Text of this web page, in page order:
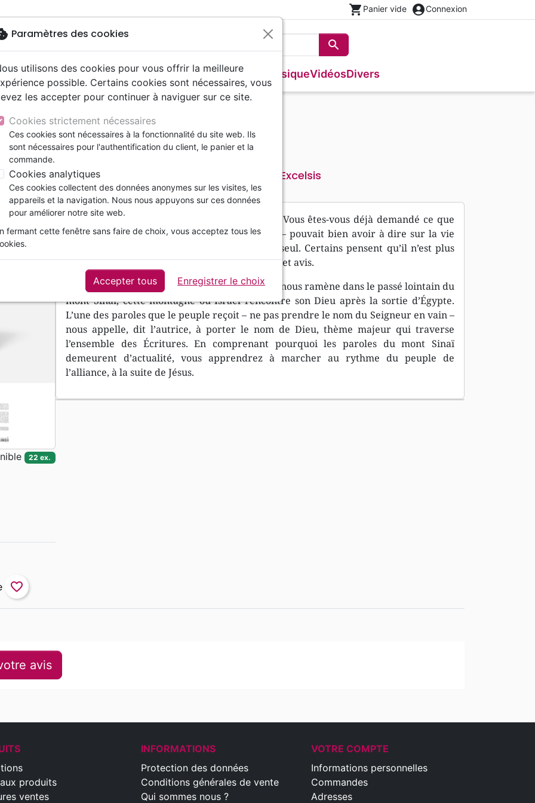
shopping_cart Panier vide account_circleConnexion
search
Rechercher
NouveautésBibles
Testaments
Etude biblique
Segond 21
Segond
NEG
Livres
Bandes dessinées
Famille, couple
Souffrance, Relation d'aide
Santé
eBooks
Couple
Découverte de la foi
Méditations
Souffrance, Relation d'aide
Psychologie
Jeunesse
ans
Adolescents, jeunes
Bibles jeunesse
Musique
Latino, Folk
Soul
Rap, Hip-hop
Instrumental
Louange, Adoration
Hardrock, Métal
Vidéos
animés
conférences
Films, fiction
Documentaires, reportages
Divers
Jeux
Accessoires de Bible
Papeterie
Porter le nom de Dieu
Porter le nom de Dieu
Référence Excelsis
Description Détails du produit
Aurions-nous mal compris la loi et l’alliance ? Vous êtes-vous déjà demandé ce que
l’Ancien Testament – et en particulier ses lois – pouvait bien avoir à dire sur la vie
chrétienne d’aujourd’hui ? Vous n’êtes pas le seul. Certains pensent qu’il n’est plus
d’actualité. Mais Carmen Joy Imes n’est pas de cet avis.
Ce livre accessible et sensible à notre situation nous ramène dans le passé lointain du
mont Sinaï, cette montagne où Israël rencontre son Dieu après la sortie d’Égypte.
L’une des paroles que le peuple reçoit – ne pas prendre le nom du Seigneur en vain –
nous appelle, dit l’autrice, à porter le nom de Dieu, thème majeur qui traverse
l’ensemble des Écritures. En comprenant pourquoi les paroles du mont Sinaï
demeurent d’actualité, vous apprendrez à marcher au rythme du peuple de
l’alliance, à la suite de Jésus.
22 ex.
favorite_border
avis
produits
ventes
INFORMATIONS
Protection des données
Conditions générales de vente
Qui sommes nous ?
VOTRE COMPTE
Informations personnelles
Commandes
Adresses
Paramètres des cookies
utilisons des cookies pour vous offrir la meilleure
possible. Certains cookies sont nécessaires, vous
les accepter pour continuer à naviguer sur ce site.
Cookies strictement nécessaires
Ces cookies sont nécessaires à la fonctionnalité du site web. Ils
sont nécessaires pour l'authentification du client, le panier et la
commande.
Cookies analytiques
Ces cookies collectent des données anonymes sur les visites, les
appareils et la navigation. Nous nous appuyons sur ces données
pour améliorer notre site web.
fermant cette fenêtre sans faire de choix, vous acceptez tous les
Accepter tous Enregistrer le choix